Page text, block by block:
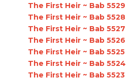
The First Heir ~ Bab 5529
The First Heir ~ Bab 5528
The First Heir ~ Bab 5527
The First Heir ~ Bab 5526
The First Heir ~ Bab 5525
The First Heir ~ Bab 5524
The First Heir ~ Bab 5523